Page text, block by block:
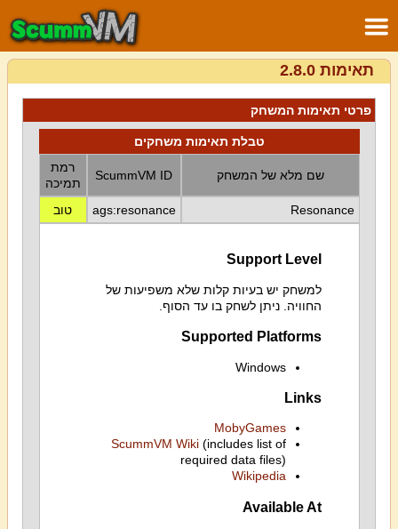
תאימות 2.8.0
פרטי תאימות המשחק
טבלת תאימות משחקים
שם מלא של המשחק ScummVM ID
רמת
תמיכה
Resonance
ags:resonance טוב
Support Level
למשחק יש בעיות קלות שלא משפיעות של
החוויה. ניתן לשחק בו עד הסוף.
Supported Platforms
Windows
Links
MobyGames
ScummVM Wiki(includes list of
required data files)
Wikipedia
Available At